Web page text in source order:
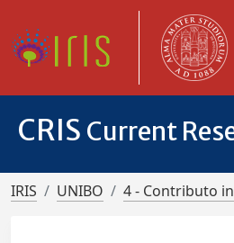
CRIS Current
IRIS UNIBO 4 - Contributo